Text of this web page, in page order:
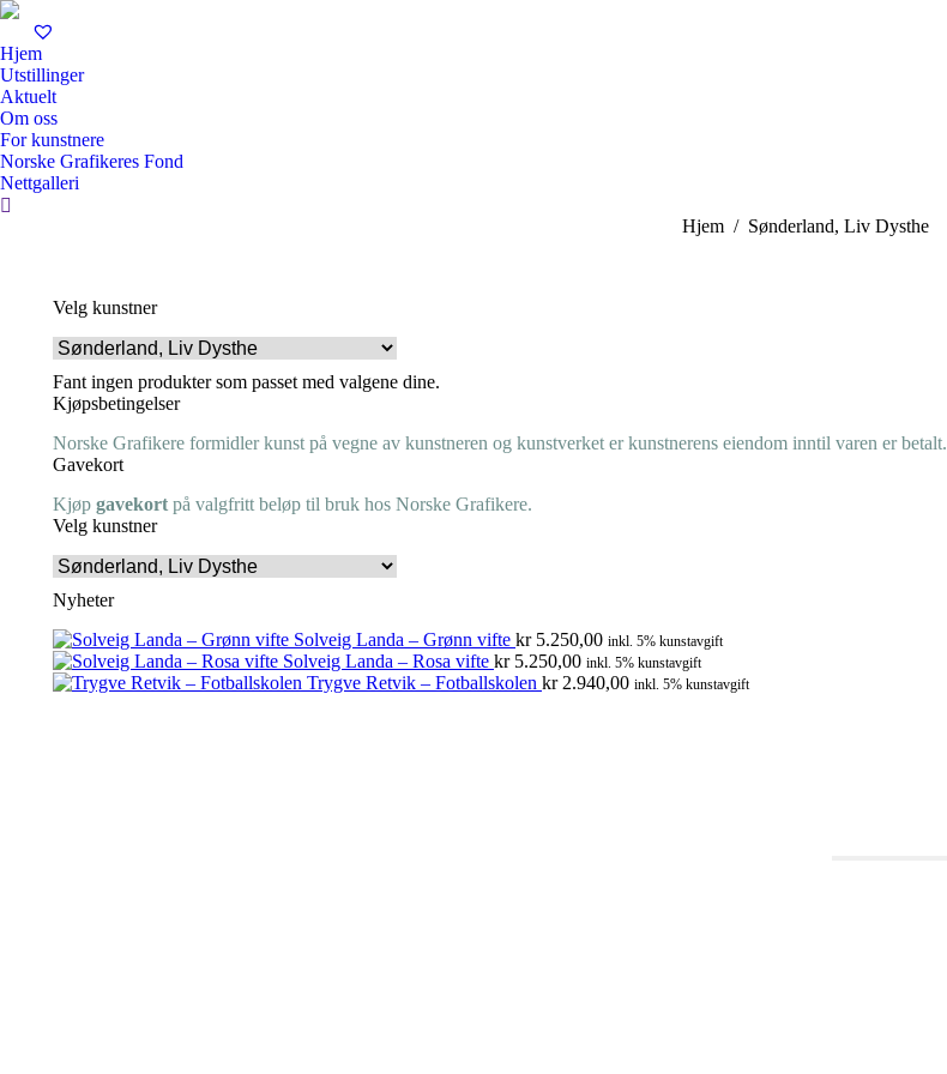
Hjem
Utstillinger
Aktuelt
Om oss
For kunstnere
Norske Grafikeres Fond
Nettgalleri
Search:
You are here:
Hjem Sønderland, Liv Dysthe
Velg kunstner
Fant ingen produkter som passet med valgene dine.
Kjøpsbetingelser
Norske Grafikere formidler kunst på vegne av kunstneren og kunstverket er kunstnerens eiendom inntil varen er betalt.
Gavekort
Kjøp gavekort på valgfritt beløp til bruk hos Norske Grafikere.
Velg kunstner
Nyheter
Solveig Landa – Grønn vifte kr5.250,00 inkl. 5% kunstavgift
Solveig Landa – Rosa vifte kr5.250,00 inkl. 5% kunstavgift
Trygve Retvik – Fotballskolen kr2.940,00 inkl. 5% kunstavgift